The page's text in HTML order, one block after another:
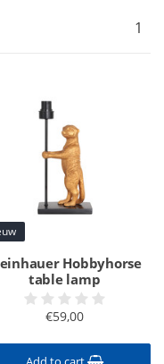
1
Hobbyhorse
table lamp
€59,00